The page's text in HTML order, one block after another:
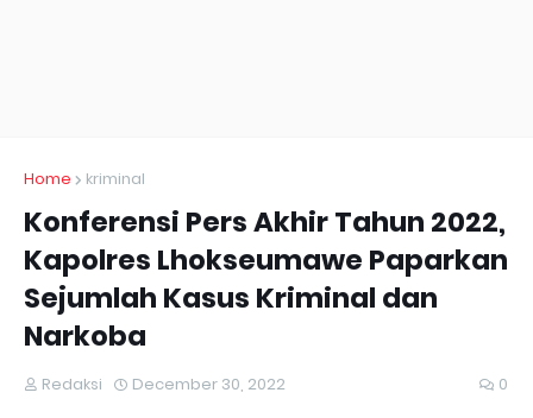
Home kriminal
Konferensi Pers Akhir Tahun 2022,
Kapolres Lhokseumawe Paparkan
Sejumlah Kasus Kriminal dan
Narkoba
Redaksi December 30, 2022 0